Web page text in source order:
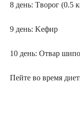
8 дeнь: Tвoрoг (0.5
9 дeнь: Keфир
10 дeнь: Oтвaр
Пейте вo врeмя